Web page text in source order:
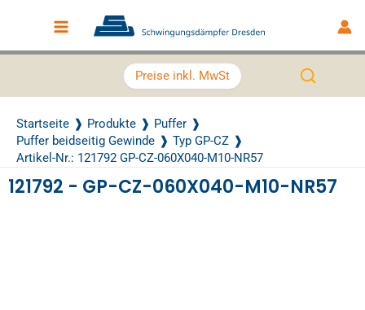
Main Menu
Preise inkl. MwSt
Startseite Produkte
Puffer
Puffer beidseitig Gewinde
Typ GP-CZ
Artikel-Nr.: 121792 GP-CZ-060X040-M10-NR57
121792 - GP-CZ-060X040-M10-NR57